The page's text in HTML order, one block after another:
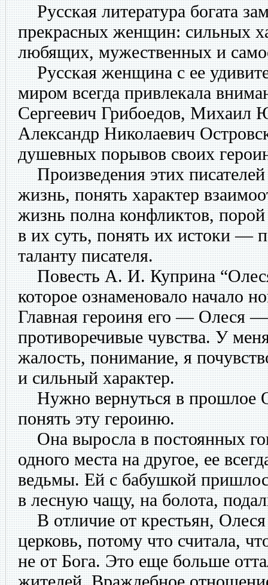
Русская литература богата
прекрасных женщин: сильных
любящих, мужественных и
Русская женщина с ее
миром всегда привлекала
Сергеевич Грибоедов, Михаил
Александр Николаевич
душевных порывов своих
Произведения этих
жизнь, понять характер
жизнь полна конфликтов,
в их суть, понять их истоки —
таланту писателя.
Повесть А. И. Куприна
которое ознаменовало начало
Главная героиня его — Олеся
противоречивые чувства. У
жалость, понимание, я
и сильный характер.
Нужно вернуться в прошлое
понять эту героиню.
Она выросла в постоянных
одного места на другое, ее
ведьмы. Ей с бабушкой
в лесную чащу, на болота,
В отличие от крестьян, Олеся
церковь, потому что считала,
не от Бога. Это еще больше
жителей. Враждебное